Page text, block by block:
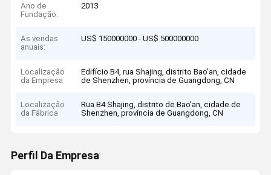
Ano de
Fundação:
2013
As vendas
anuais:
US$ 150000000 - US$ 500000000
Localização
da Empresa
Edifício B4, rua Shajing, distrito Bao'an, cidade
de Shenzhen, província de Guangdong, CN
Localização
da Fábrica
Rua B4 Shajing, distrito de Bao'an, cidade de
Shenzhen, província de Guangdong, CN
Perfil Da Empresa